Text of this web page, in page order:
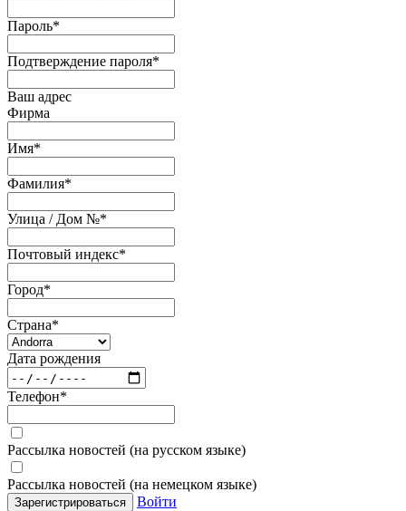
Пароль*
Подтверждение пароля*
Ваш адрес
Фирма
Имя*
Фамилия*
Улица / Дом №*
Почтовый индекс*
Город*
Страна*
Дата рождения
Телефон*
Рассылка новостей (на русском языке)
Рассылка новостей (на немецком языке)
Зарегистрироваться Войти